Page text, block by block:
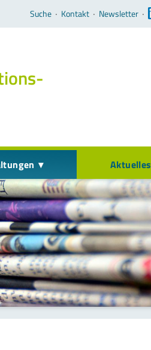
Navigation überspringen
Suche ‧ Kontakt ‧ Newsletter ‧
Aktuelles